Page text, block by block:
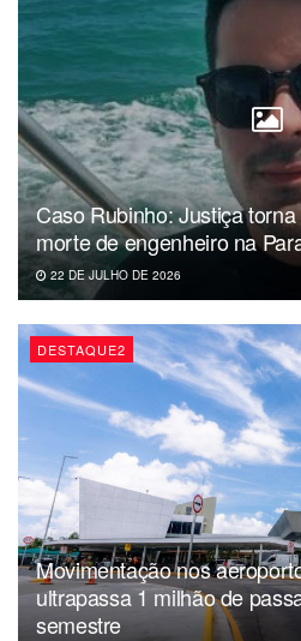
Além da segurança dos
bloqueio reduz o número de
combatendo a falsificação e
de identificação do aparelho),
EBC
Caso Rubinho: Justiça
morte de engenheiro na
22 DE JULHO DE 2026
DESTAQUE2
Movimentação nos
ultrapassa 1 milhão de
semestre